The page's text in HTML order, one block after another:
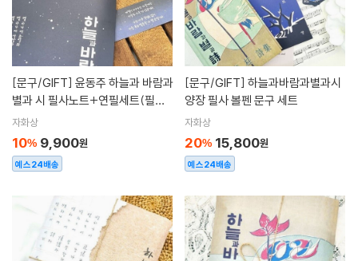
[문구/GIFT]
별과 시 필사노트+연필세트(필사
노트+별헤는밤연필6p세트)
자화상
10% 9,900원
예스24배송
[문구/GIFT]
양장 필사 볼펜 문구 세트
자화상
20% 15,800원
예스24배송